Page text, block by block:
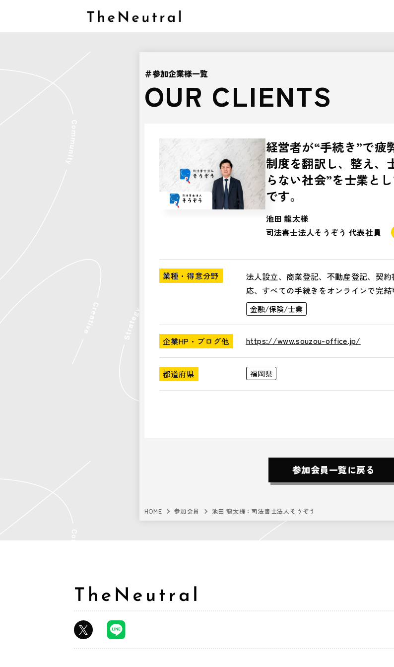
＃参加企業様一覧
OUR CLIENTS
経営者が“手続き”で疲
制度を翻訳し、整え、
らない社会”を士業と
です。
池田 龍太様
司法書士法人そうぞう 代表社員
業種・得意分野
法人設立、商業登記、不動産登記、契
応、すべての手続きをオンラインで完結
金融/保険/士業
企業HP・ブログ他 https://www.souzou-office.jp/
都道府県 福岡県
参加会員一覧に戻る
HOME 参加会員 池田 龍太様：司法書士法人そうぞう